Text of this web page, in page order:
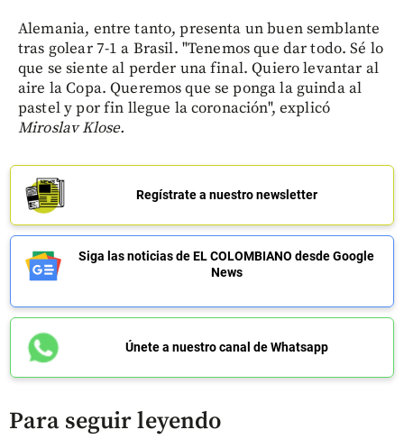
Alemania, entre tanto, presenta un buen semblante
tras golear 7-1 a Brasil. "Tenemos que dar todo. Sé lo
que se siente al perder una final. Quiero levantar al
aire la Copa. Queremos que se ponga la guinda al
pastel y por fin llegue la coronación", explicó
Miroslav Klose.
Regístrate a nuestro newsletter
Siga las noticias de EL COLOMBIANO desde Google
News
Únete a nuestro canal de Whatsapp
Para seguir leyendo